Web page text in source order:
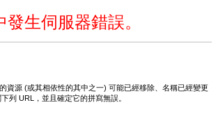
生伺服器錯誤。
資源 (或其相依性的其中之一) 可能已經移除、名稱已經變更
列 URL，並且確定它的拼寫無誤。